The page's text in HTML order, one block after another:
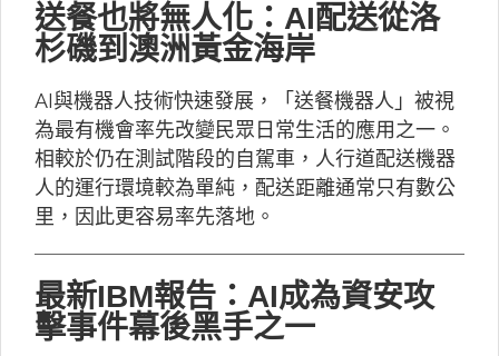
送餐也將無人化：AI配送從洛
杉磯到澳洲黃金海岸
AI與機器人技術快速發展，「送餐機器人」被視
為最有機會率先改變民眾日常生活的應用之一。
相較於仍在測試階段的自駕車，人行道配送機器
人的運行環境較為單純，配送距離通常只有數公
里，因此更容易率先落地。
最新IBM報告：AI成為資安攻
擊事件幕後黑手之一